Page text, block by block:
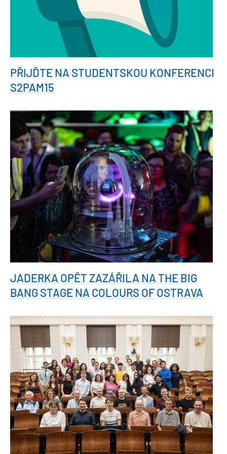
PŘIJĎTE NA STUDENTSKOU KONFERENCI
S2PAM15
JADERKA OPĚT ZAZÁŘILA NA THE BIG
BANG STAGE NA COLOURS OF OSTRAVA